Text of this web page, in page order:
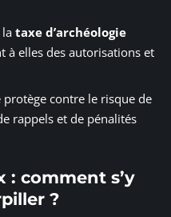
taxe d’archéologie
à elles des autorisations et
contre le risque de
rappels et de pénalités
: comment s’y
?